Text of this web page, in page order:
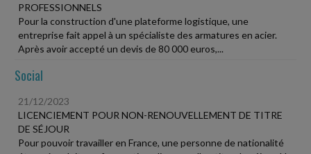
PROFESSIONNELS
Pour la construction d'une plateforme logistique, une
entreprise fait appel à un spécialiste des armatures en acier.
Après avoir accepté un devis de 80 000 euros,...
Social
21/12/2023
LICENCIEMENT POUR NON-RENOUVELLEMENT DE TITRE
DE SÉJOUR
Pour pouvoir travailler en France, une personne de nationalité